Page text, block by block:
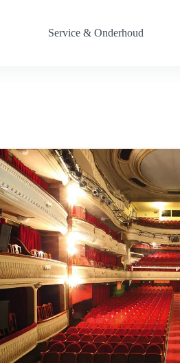
Service & Onderhoud